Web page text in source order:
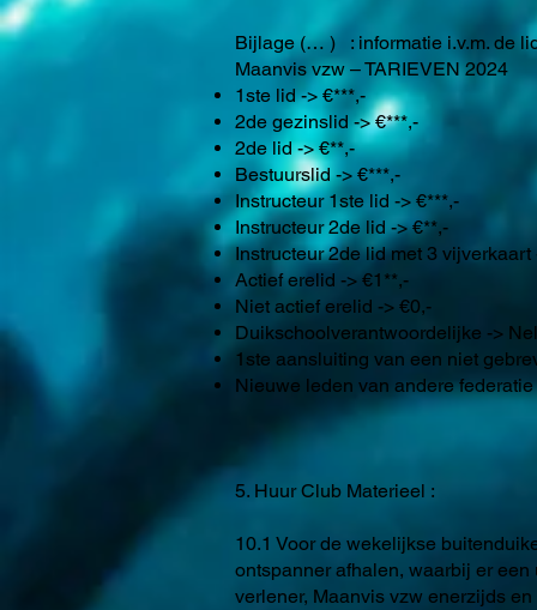
Bijlage (… ) : informatie i.v.m. de
Maanvis vzw – TARIEVEN 2024
1ste lid -> €***,-
2de gezinslid -> €***,-
2de lid -> €**,-
Bestuurslid -> €***,-
Instructeur 1ste lid -> €***,-
Instructeur 2de lid -> €**,-
Instructeur 2de lid met 3 vijverkaart
Actief erelid -> €1**,-
Niet actief erelid -> €0,-
Duikschoolverantwoordelijke ->
1ste aansluiting van een niet
Nieuwe leden van andere
5. Huur Club Materieel :
10.1 Voor de wekelijkse
ontspanner afhalen, waarbij er
verlener, Maanvis vzw enerzijds